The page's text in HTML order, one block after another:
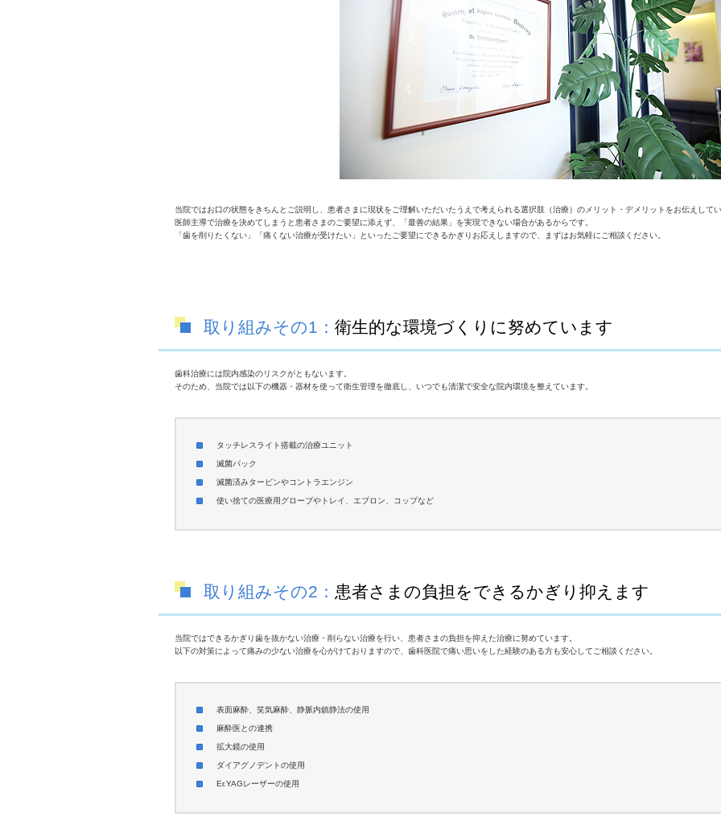
当院ではお口の状態をきちんとご説明し、患者さまに現状をご理解いただいたうえで考えられる選択肢（治療）のメリット・デメリットをお伝えして
医師主導で治療を決めてしまうと患者さまのご要望に添えず、「最善の結果」を実現できない場合があるからです。
「歯を削りたくない」「痛くない治療が受けたい」といったご要望にできるかぎりお応えしますので、まずはお気軽にご相談ください。
取り組みその1： 衛生的な環境づくりに努めています
歯科治療には院内感染のリスクがともないます。
そのため、当院では以下の機器・器材を使って衛生管理を徹底し、いつでも清潔で安全な院内環境を整えています。
タッチレスライト搭載の治療ユニット
滅菌パック
滅菌済みタービンやコントラエンジン
使い捨ての医療用グローブやトレイ、エプロン、コップなど
取り組みその2： 患者さまの負担をできるかぎり抑えます
当院ではできるかぎり歯を抜かない治療・削らない治療を行い、患者さまの負担を抑えた治療に努めています。
以下の対策によって痛みの少ない治療を心がけておりますので、歯科医院で痛い思いをした経験のある方も安心してご相談ください。
表面麻酔、笑気麻酔、静脈内鎮静法の使用
麻酔医との連携
拡大鏡の使用
ダイアグノデントの使用
Er.YAGレーザーの使用